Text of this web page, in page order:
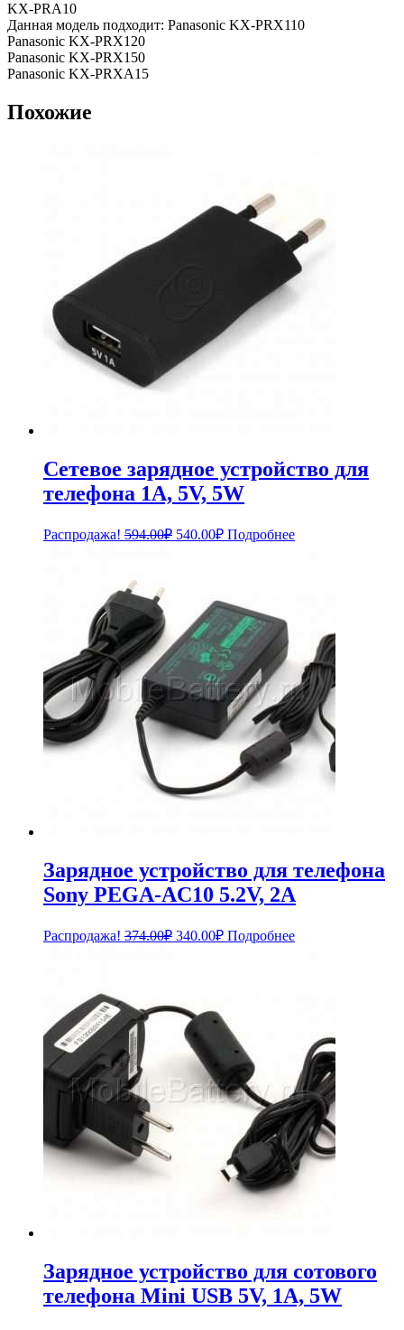
KX-PRA10
Данная модель подходит: Panasonic KX-PRX110
Panasonic KX-PRX120
Panasonic KX-PRX150
Panasonic KX-PRXA15
Похожие
Сетевое зарядное устройство для
телефона 1A, 5V, 5W
Распродажа! 594.00₽ Первоначальная
540.00₽Текущая
цена:
Подробнее
Зарядное устройство для телефона
Sony PEGA-AC10 5.2V, 2A
Распродажа! 374.00₽ Первоначальная
340.00₽Текущая
цена:
Подробнее
Зарядное устройство для сотового
телефона Mini USB 5V, 1A, 5W